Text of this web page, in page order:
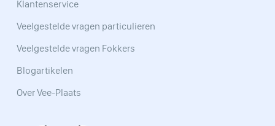
Klantenservice
Veelgestelde vragen particulieren
Veelgestelde vragen Fokkers
Blogartikelen
Over Vee-Plaats